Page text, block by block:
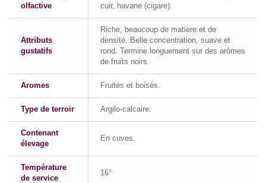
olfactive
cuir, havane (cigare).
Attributs
gustatifs
Riche, beaucoup de matiere et de
densité. Belle concentration, suave et
rond. Termine longuement sur des arômes
de fruits noirs.
Aromes Fruités et boisés.
Type de terroir Argilo-calcaire.
Contenant
élevage
En cuves.
Température
de service
16°